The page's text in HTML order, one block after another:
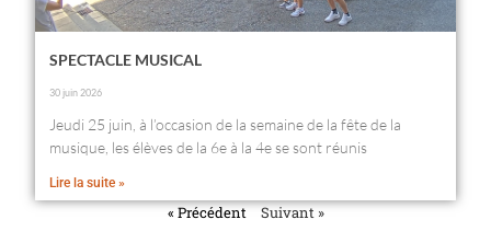
SPECTACLE MUSICAL
30 juin 2026
Jeudi 25 juin, à l’occasion de la semaine de la fête de la
musique, les élèves de la 6e à la 4e se sont réunis
Lire la suite »
« Précédent Suivant »